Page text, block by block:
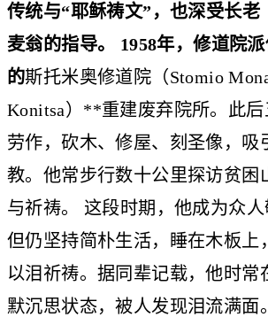
传统与“耶稣祷文”，也深受长老
麦翁的指导。 1958年，修道院
的斯托米奥修道院（Stomio
Konitsa）**重建废弃院所。此后
劳作，砍木、修屋、刻圣像，吸
教。他常步行数十公里探访贫困
与祈祷。 这段时期，他成为众人
但仍坚持简朴生活，睡在木板上
以泪祈祷。据同辈记载，他时常
默沉思状态，被人发现泪流满面。